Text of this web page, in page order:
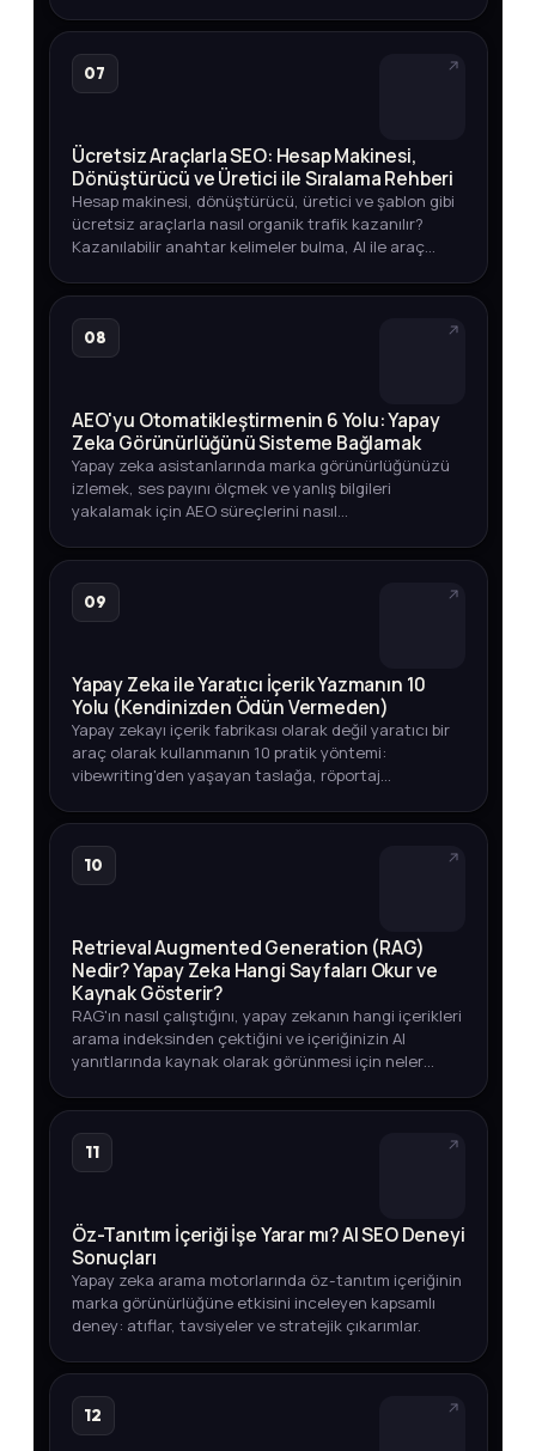
yollarını keşfedin.
07
Ücretsiz Araçlarla SEO: Hesap Makinesi,
Dönüştürücü ve Üretici ile Sıralama Rehberi
Hesap makinesi, dönüştürücü, üretici ve şablon gibi
ücretsiz araçlarla nasıl organik trafik kazanılır?
Kazanılabilir anahtar kelimeler bulma, AI ile araç
08
AEO'yu Otomatikleştirmenin 6 Yolu: Yapay
Zeka Görünürlüğünü Sisteme Bağlamak
Yapay zeka asistanlarında marka görünürlüğünüzü
izlemek, ses payını ölçmek ve yanlış bilgileri
yakalamak için AEO süreçlerini nasıl
09
Yapay Zeka ile Yaratıcı İçerik Yazmanın 10
Yolu (Kendinizden Ödün Vermeden)
Yapay zekayı içerik fabrikası olarak değil yaratıcı bir
araç olarak kullanmanın 10 pratik yöntemi:
vibewriting'den yaşayan taslağa, röportaj
10
Retrieval Augmented Generation (RAG)
Nedir? Yapay Zeka Hangi Sayfaları Okur ve
Kaynak Gösterir?
RAG'ın nasıl çalıştığını, yapay zekanın hangi içerikleri
arama indeksinden çektiğini ve içeriğinizin AI
yanıtlarında kaynak olarak görünmesi için neler
11
Öz-Tanıtım İçeriği İşe Yarar mı? AI SEO Deneyi
Sonuçları
Yapay zeka arama motorlarında öz-tanıtım içeriğinin
marka görünürlüğüne etkisini inceleyen kapsamlı
deney: atıflar, tavsiyeler ve stratejik çıkarımlar.
12